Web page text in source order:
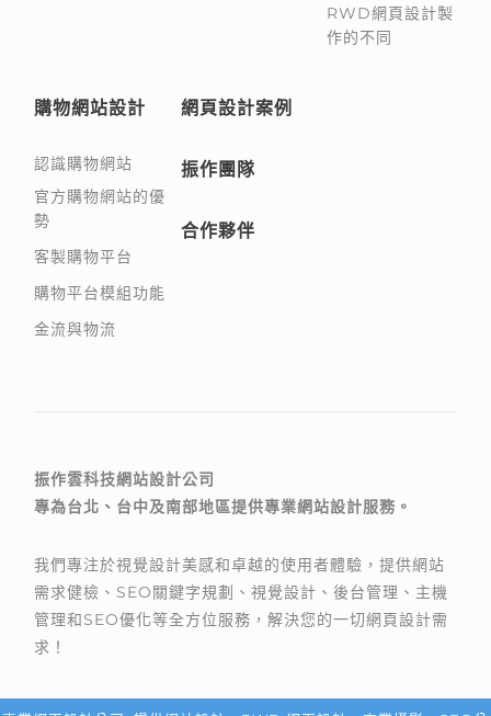
RWD網頁設計製
作的不同
購物網站設計
認識購物網站
官方購物網站的優
勢
客製購物平台
購物平台模組功能
金流與物流
網頁設計案例
振作團隊
合作夥伴
振作雲科技網站設計公司
專為台北、台中及南部地區提供專業網站設計服務。
我們專注於視覺設計美感和卓越的使用者體驗，提供網站
需求健檢、SEO關鍵字規劃、視覺設計、後台管理、主機
管理和SEO優化等全方位服務，解決您的一切網頁設計需
求！